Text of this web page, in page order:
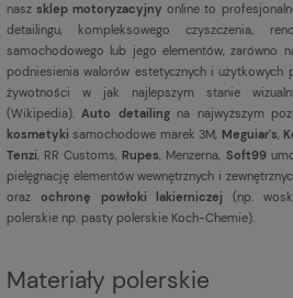
naszsklep motoryzacyjny online to
detailingu, kompleksowego czyszczenia,
samochodowego lub jego elementów, zarówno
podniesienia walorów estetycznych i użytkowych
żywotności w jak najlepszym stanie
(Wikipedia).Auto detailingna najwyższym
kosmetykisamochodowe marek 3M, Meguiar's,
Tenzi, RR Customs, Rupes, Menzerna, Soft99
pielęgnację elementów wewnętrznych i
oraz ochronę powłoki lakierniczej (np.
polerskie np. pasty polerskie Koch-Chemie).
Materiały polerskie